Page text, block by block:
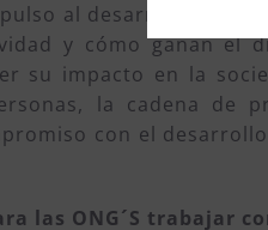
al desarrollo
y cómo ganan el
su impacto en la
la cadena de
con el
las ONG´S trabajar